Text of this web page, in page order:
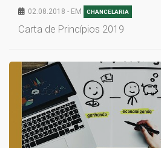
02.08.2018 - EM CHANCELARIA
Carta de Princípios 2019